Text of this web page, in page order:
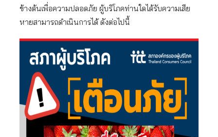
ข้างต้นเพื่อความปลอดภัย ผู้บริโภคท่านใดได้รับความเสีย
หายสามารถดำเนินการได้ ดังต่อไปนี้